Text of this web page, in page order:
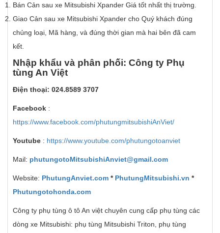
Bán Cản sau xe Mitsubishi Xpander Giá tốt nhất thị trường.
Giao Cản sau xe Mitsubishi Xpander cho Quý khách đúng
chủng loại, Mã hàng, và đúng thời gian mà hai bên đã cam
kết.
Nhập khẩu và phân phối: Công ty Phụ
tùng An Việt
Điện thoại: 024.8589 3707
Facebook :
https://www.facebook.com/phutungmitsubishiAnViet/
Youtube : https://www.youtube.com/phutungotoanviet
Mail: phutungotoMitsubishiAnviet@gmail.com
Website: PhutungAnviet.com * PhutungMitsubishi.vn *
Phutungotohonda.com
Công ty phụ tùng ô tô An việt chuyên cung cấp phụ tùng các
dòng xe Mitsubishi: phụ tùng Mitsubishi Triton, phụ tùng